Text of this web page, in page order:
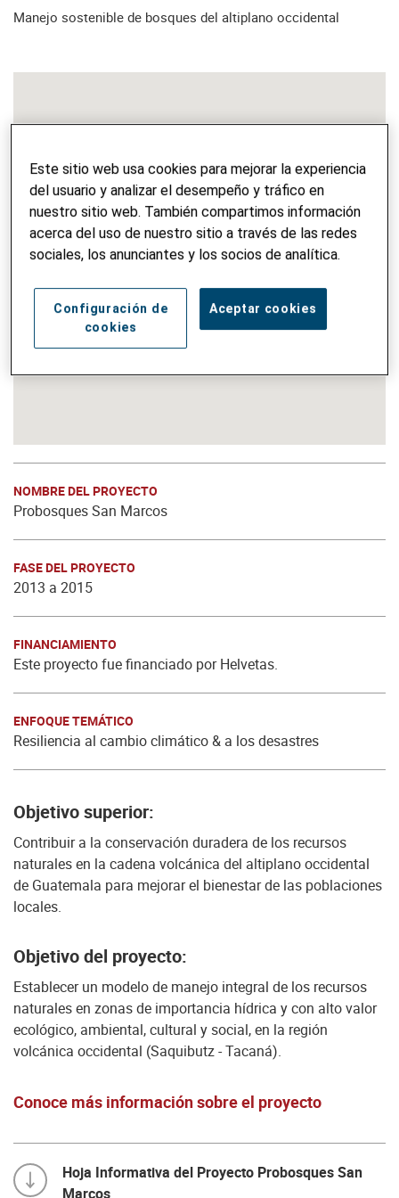
Manejo sostenible de bosques del altiplano occidental
NOMBRE DEL PROYECTO
Probosques San Marcos
FASE DEL PROYECTO
2013 a 2015
FINANCIAMIENTO
Este proyecto fue financiado por Helvetas.
ENFOQUE TEMÁTICO
Resiliencia al cambio climático & a los desastres
Objetivo superior:
Contribuir a la conservación duradera de los recursos
naturales en la cadena volcánica del altiplano occidental
de Guatemala para mejorar el bienestar de las poblaciones
locales.
Objetivo del proyecto:
Establecer un modelo de manejo integral de los recursos
naturales en zonas de importancia hídrica y con alto valor
ecológico, ambiental, cultural y social, en la región
volcánica occidental (Saquibutz - Tacaná).
Conoce más información sobre el proyecto
Hoja Informativa del Proyecto Probosques San
Marcos
Este sitio web usa cookies para mejorar la experiencia
del usuario y analizar el desempeño y tráfico en
nuestro sitio web. También compartimos información
acerca del uso de nuestro sitio a través de las redes
sociales, los anunciantes y los socios de analítica.
Aceptar cookies
Configuración de
cookies